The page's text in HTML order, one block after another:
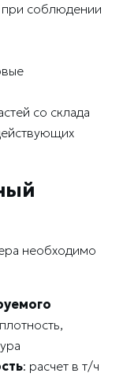
при соблюдении
со склада
необходимо
: расчет в т/ч